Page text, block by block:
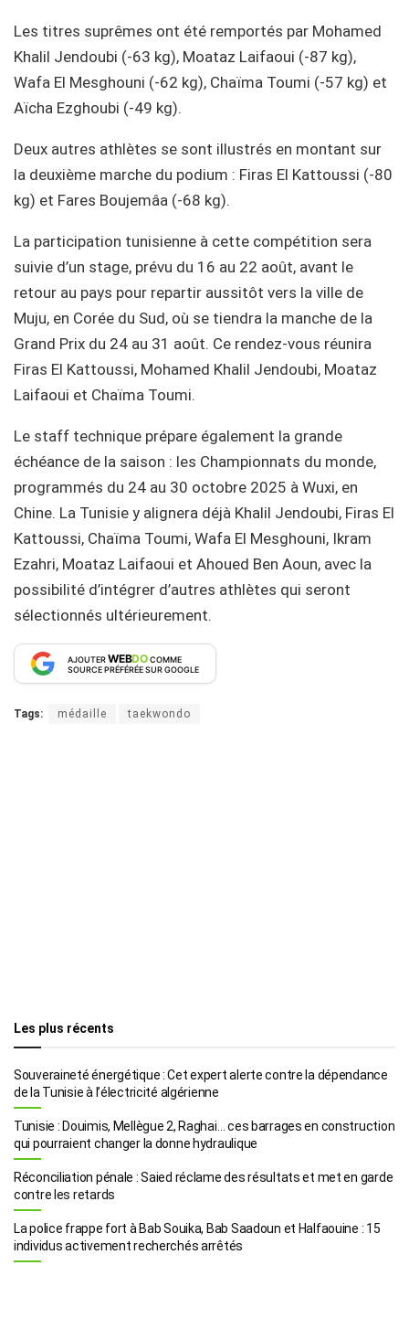
Les titres suprêmes ont été remportés par Mohamed
Khalil Jendoubi (-63 kg), Moataz Laifaoui (-87 kg),
Wafa El Mesghouni (-62 kg), Chaïma Toumi (-57 kg) et
Aïcha Ezghoubi (-49 kg).
Deux autres athlètes se sont illustrés en montant sur
la deuxième marche du podium : Firas El Kattoussi (-80
kg) et Fares Boujemâa (-68 kg).
La participation tunisienne à cette compétition sera
suivie d’un stage, prévu du 16 au 22 août, avant le
retour au pays pour repartir aussitôt vers la ville de
Muju, en Corée du Sud, où se tiendra la manche de la
Grand Prix du 24 au 31 août. Ce rendez-vous réunira
Firas El Kattoussi, Mohamed Khalil Jendoubi, Moataz
Laifaoui et Chaïma Toumi.
Le staff technique prépare également la grande
échéance de la saison : les Championnats du monde,
programmés du 24 au 30 octobre 2025 à Wuxi, en
Chine. La Tunisie y alignera déjà Khalil Jendoubi, Firas El
Kattoussi, Chaïma Toumi, Wafa El Mesghouni, Ikram
Ezahri, Moataz Laifaoui et Ahoued Ben Aoun, avec la
possibilité d’intégrer d’autres athlètes qui seront
sélectionnés ultérieurement.
AJOUTERWEBDOCOMME
SOURCE PRÉFÉRÉE SUR GOOGLE
Tags: médaille taekwondo
Les plus récents
Souveraineté énergétique : Cet expert alerte contre la dépendance
de la Tunisie à l’électricité algérienne
Tunisie : Douimis, Mellègue 2, Raghai… ces barrages en construction
qui pourraient changer la donne hydraulique
Réconciliation pénale : Saied réclame des résultats et met en garde
contre les retards
La police frappe fort à Bab Souika, Bab Saadoun et Halfaouine : 15
individus activement recherchés arrêtés